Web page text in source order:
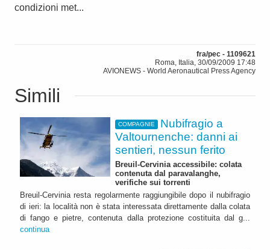
condizioni met...
fra/pec - 1109621
Roma, Italia, 30/09/2009 17:48
AVIONEWS - World Aeronautical Press Agency
Simili
COMPAGNIE
Nubifragio a
Valtournenche: danni ai
sentieri, nessun ferito
Breuil-Cervinia accessibile: colata
contenuta dal paravalanghe,
verifiche sui torrenti
Breuil-Cervinia resta regolarmente raggiungibile dopo il nubifragio
di ieri: la località non è stata interessata direttamente dalla colata
di fango e pietre, contenuta dalla protezione costituita dal g...
continua